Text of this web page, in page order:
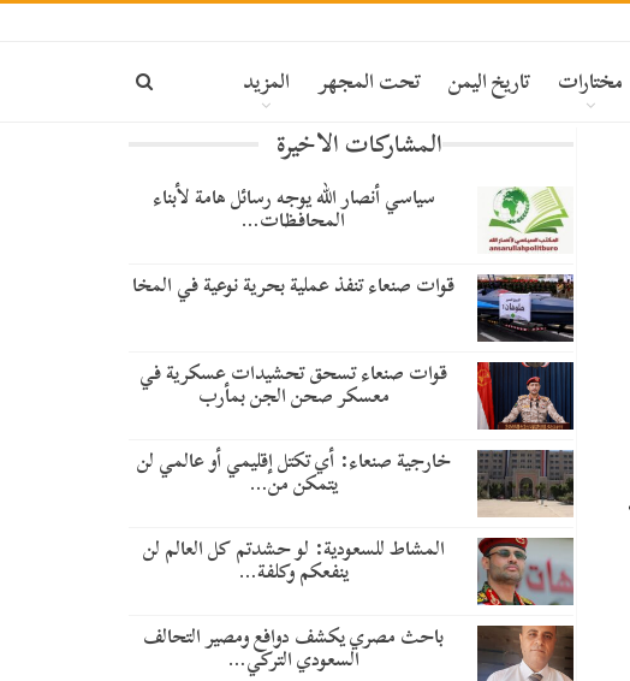
مختارات تاريخ اليمن تحت المجهر المزيد
المشاركات الاخيرة
سياسي أنصار الله يوجه رسائل هامة لأبناء
المحافظات…
قوات صنعاء تنفذ عملية بحرية نوعية في المخا
قوات صنعاء تسحق تحشيدات عسكرية في
معسكر صحن الجن بمأرب
خارجية صنعاء: أي تكتل إقليمي أو عالمي لن
يتمكن من…
المشاط للسعودية: لو حشدتم كل العالم لن
ينفعكم وكلفة…
باحث مصري يكشف دوافع ومصير التحالف
السعودي التركي…